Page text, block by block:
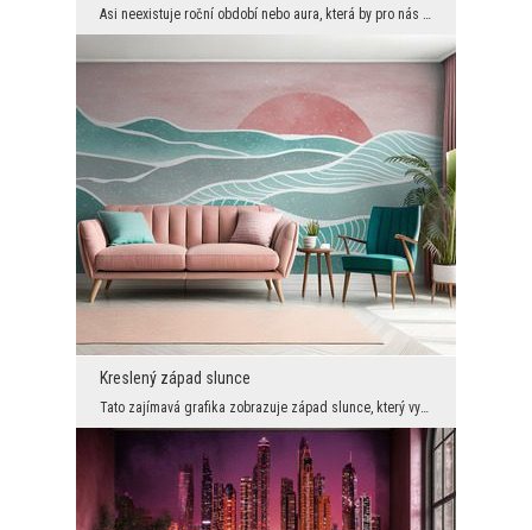
Asi neexistuje roční období nebo aura, která by pro nás dělala les vizuálně neatraktivním. Jeho p...
Kreslený západ slunce
Tato zajímavá grafika zobrazuje západ slunce, který vypadá trochu jako dětská kresba. Po chvíli j...